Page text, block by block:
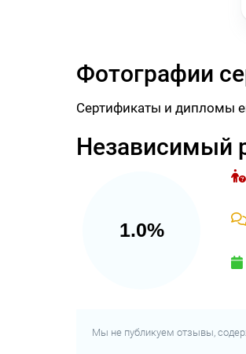
Фотографии
Сертификаты и дипломы
Независимый
1.0%
Мы не публикуем отзывы,